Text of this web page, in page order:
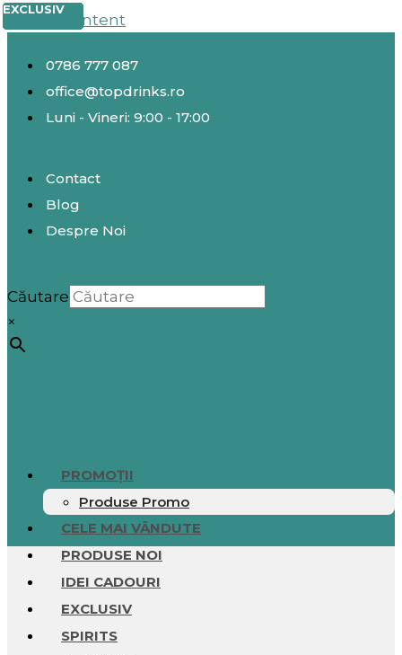
Skip to content
0786 777 087
office@topdrinks.ro
Luni - Vineri: 9:00 - 17:00
Contact
Blog
Despre Noi
Căutare
×
PROMOȚII
Produse Promo
CELE MAI VÂNDUTE
PRODUSE NOI
IDEI CADOURI
EXCLUSIV
SPIRITS
EXCLUSIV
EXCLUSIV
EXCLUSIV
EXCLUSIV
EXCLUSIV
EXCLUSIV
EXCLUSIV
EXCLUSIV
EXCLUSIV